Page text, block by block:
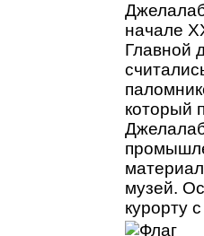
начале
Главной
который
музей.
курорту